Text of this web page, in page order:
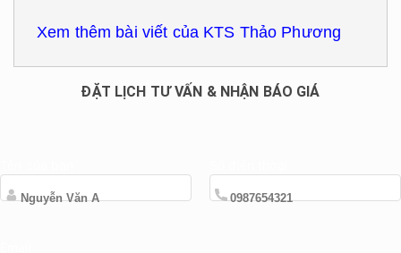
Xem thêm bài viết của KTS Thảo Phương
ĐẶT LỊCH TƯ VẤN & NHẬN BÁO GIÁ